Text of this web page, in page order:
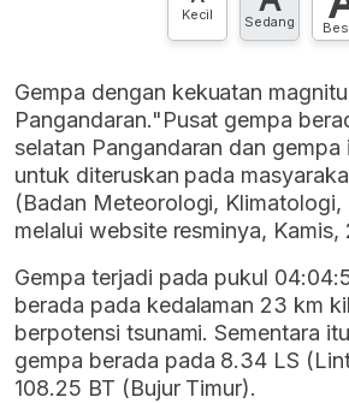
Kecil Sedang
Gempa dengan kekuatan
Pangandaran."Pusat gempa
selatan Pangandaran dan gempa
untuk diteruskan pada
(Badan Meteorologi, Klimatologi,
melalui website resminya, Kamis,
Gempa terjadi pada pukul
berada pada kedalaman 23 km
berpotensi tsunami. Sementara
gempa berada pada 8.34 LS
108.25 BT (Bujur Timur).